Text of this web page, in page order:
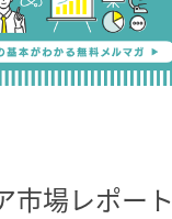
市場レポート